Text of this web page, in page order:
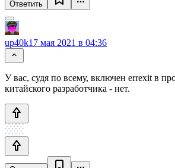
Ответить
up40k17 мая 2021 в 04:36
У вас, судя по всему, включен errexit в
китайского разработчика - нет.